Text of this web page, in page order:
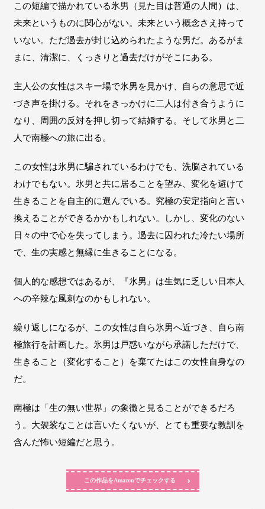
この短編で描かれている氷男（見た目は普通の人間）は、
未来というものに関心がない。未来という概念さえ持って
いない。ただ過去が封じ込められたような男だ。あるがま
まに、清潔に、くっきりと過去だけがそこにある。
主人公の女性はスキー場で氷男を見かけ、自らの意思で近
づき声を掛ける。それをきっかけに二人は付き合うように
なり、周囲の反対を押し切って結婚する。そして氷男と二
人で南極への旅に出る。
この女性は氷男に騙されているわけでも、洗脳されている
わけでもない。氷男と共に居ることを望み、変化を避けて
生きることを自主的に選んでいる。究極の安定指向と言い
換えることができるかかもしれない。しかし、変化のない
日々の中で心を失ってしまう。過去に囚われた冷たい場所
で、生の実感と無縁に生きることになる。
個人的な感想ではあるが、『氷男』は生気に乏しい日本人
への辛辣な風刺なのかもしれない。
繰り返しになるが、この女性は自ら氷男へ近づき、自ら南
極旅行を計画した。氷男は戸惑いながら承諾しただけで、
生きること（変化すること）を棄てたはこの女性自身なの
だ。
南極は「生の無い世界」の象徴と見ることができるだろ
う。大袈裟なことは言いたくないが、とても重要な教訓を
含んだ怖い短編だと思う。
この作品をAmazonでチェックする